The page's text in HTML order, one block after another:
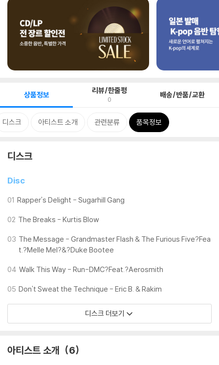
상품정보 리뷰/한줄평
0 배송/반품/교환
디스크 아티스트 소개 관련분류 품목정보
디스크
Disc
01 Rapper's Delight - Sugarhill Gang
02 The Breaks - Kurtis Blow
03 The Message - Grandmaster Flash & The Furious Five?Fea
t.?Melle Mel?&?Duke Bootee
04 Walk This Way - Run-DMC?Feat.?Aerosmith
05 Don't Sweat the Technique - Eric B. & Rakim
디스크 더보기
아티스트 소개 6